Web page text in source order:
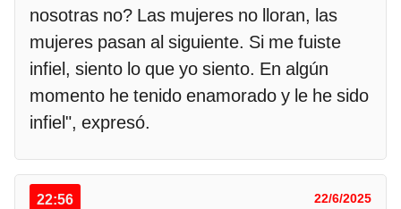
nosotras no? Las mujeres no lloran, las
mujeres pasan al siguiente. Si me fuiste
infiel, siento lo que yo siento. En algún
momento he tenido enamorado y le he sido
infiel", expresó.
22:56 22/6/2025